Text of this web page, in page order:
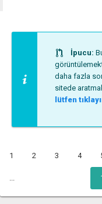
İpucu:
daha fazla
sitede
lütfen
1 2 3 4
...